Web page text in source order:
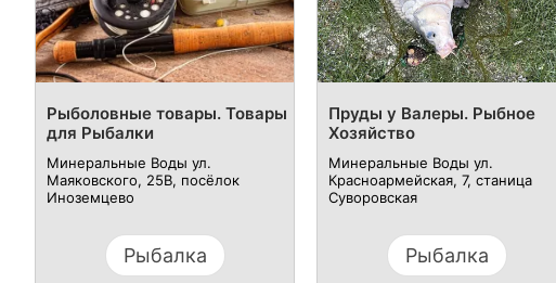
Рыболовные товары. Товары
для Рыбалки
Минеральные Воды ул.
Маяковского, 25В, посёлок
Иноземцево
Рыбалка
Пруды у Валеры. Рыбное
Хозяйство
Минеральные Воды ул.
Красноармейская, 7, станица
Суворовская
Рыбалка